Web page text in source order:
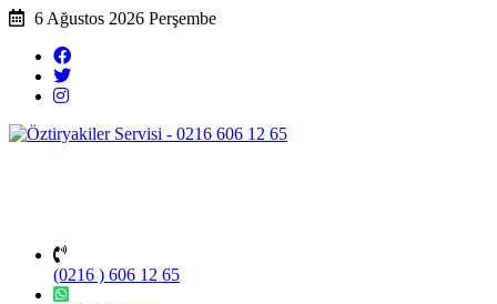
6 Ağustos 2026 Perşembe
(0216 ) 606 12 65